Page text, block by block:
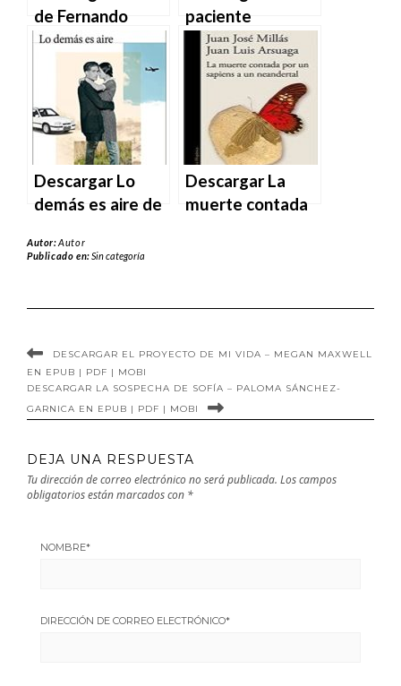
de Fernando
Fernán Gómez de
Fernando Fernán
Gómez en EPUB |
PDF | MOBI
paciente
prohibida de
Cinthya Huerta
en EPUB | PDF |
MOBI
Descargar Lo
demás es aire de
Bárcena en EPUB
Descargar La
muerte contada
Autor:Autor
Publicado en:Sin categoría
DESCARGAR EL PROYECTO DE MI VIDA – MEGAN MAXWELL
EN EPUB | PDF | MOBI
DESCARGAR LA SOSPECHA DE SOFÍA – PALOMA SÁNCHEZ-
GARNICA EN EPUB | PDF | MOBI
DEJA UNA RESPUESTA
Tu dirección de correo electrónico no será publicada. Los campos
obligatorios están marcados con *
NOMBRE*
DIRECCIÓN DE CORREO ELECTRÓNICO*